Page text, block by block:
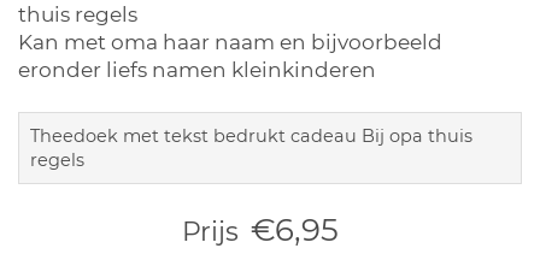
thuis regels
Kan met oma haar naam en bijvoorbeeld
eronder liefs namen kleinkinderen
Theedoek met tekst bedrukt cadeau Bij opa thuis
regels
Prijs €6,95